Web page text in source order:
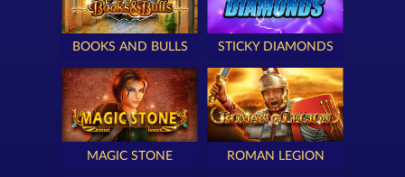
BOOKS AND BULLS STICKY DIAMONDS
MAGIC STONE ROMAN LEGION